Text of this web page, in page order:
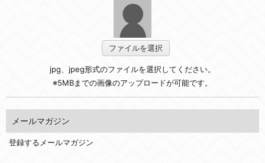
ファイルを選択
jpg、jpeg形式のファイルを選択してください。
※5MBまでの画像のアップロードが可能です。
メールマガジン
登録するメールマガジン